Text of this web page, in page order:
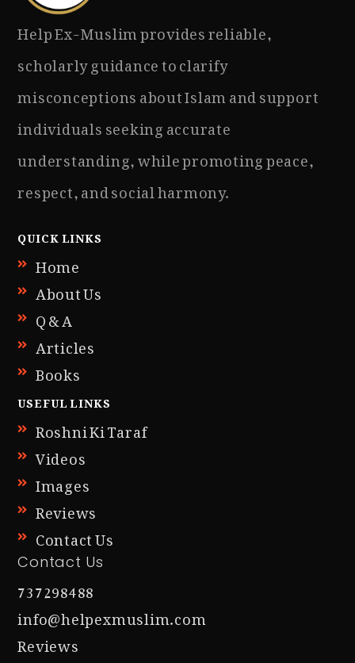
Help Ex-Muslim provides reliable,
scholarly guidance to clarify
misconceptions about Islam and support
individuals seeking accurate
understanding, while promoting peace,
respect, and social harmony.
QUICK LINKS
Home
About Us
Q & A
Articles
Books
USEFUL LINKS
Roshni Ki Taraf
Videos
Images
Reviews
Contact Us
Contact Us
737298488
info@helpexmuslim.com
Reviews